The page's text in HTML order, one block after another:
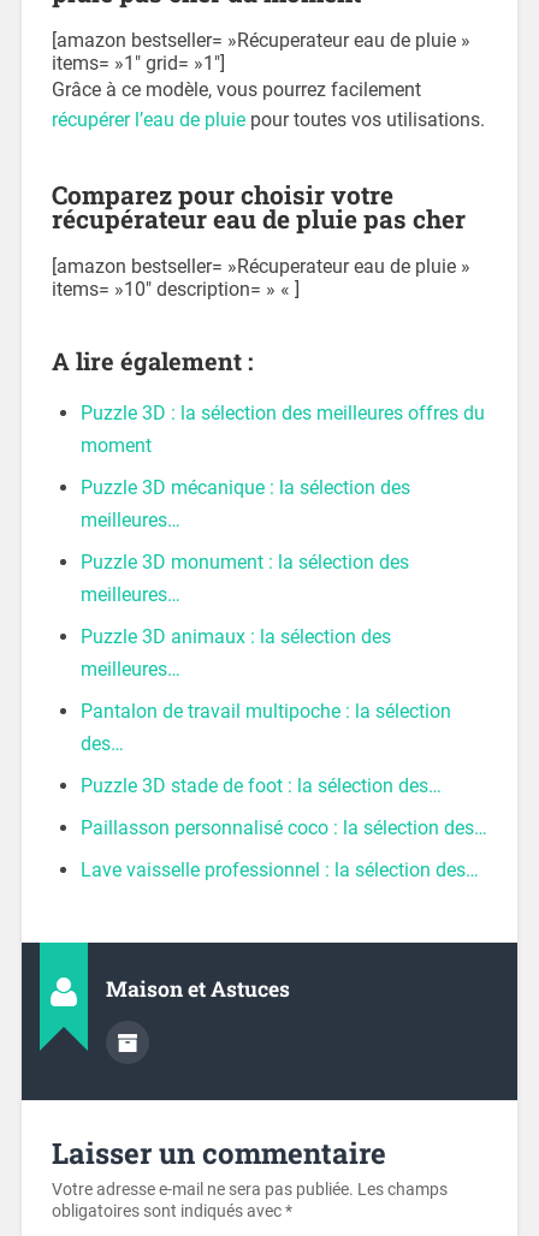
[amazon bestseller= »Récuperateur eau de pluie »
items= »1″ grid= »1″]
Grâce à ce modèle, vous pourrez facilement
récupérer l’eau de pluiepour toutes vos utilisations.
Comparez pour choisir votre
récupérateur eau de pluie pas cher
[amazon bestseller= »Récuperateur eau de pluie »
items= »10″ description= » « ]
A lire également :
Puzzle 3D : la sélection des meilleures offres du
moment
Puzzle 3D mécanique : la sélection des
meilleures…
Puzzle 3D monument : la sélection des
meilleures…
Puzzle 3D animaux : la sélection des
meilleures…
Pantalon de travail multipoche : la sélection
des…
Puzzle 3D stade de foot : la sélection des…
Paillasson personnalisé coco : la sélection des…
Lave vaisselle professionnel : la sélection des…
Maison et Astuces
Laisser un commentaire
Votre adresse e-mail ne sera pas publiée. Les champs
obligatoires sont indiqués avec*